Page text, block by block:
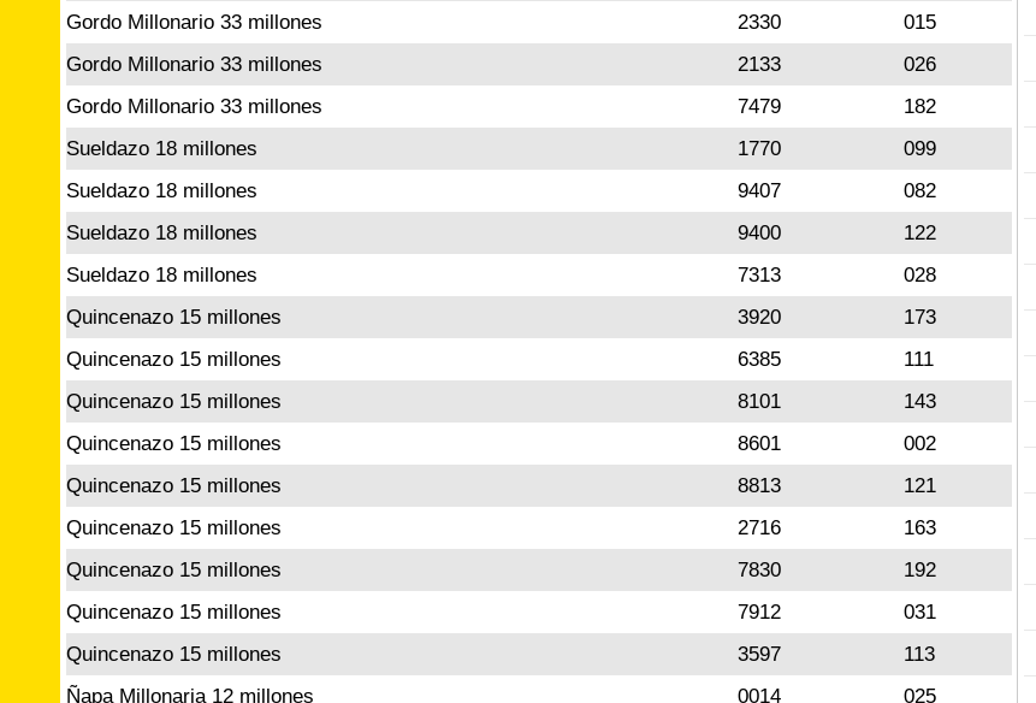
Gordo Millonario 33 millones
2330
015
Gordo Millonario 33 millones
2133
026
Gordo Millonario 33 millones
7479
182
Sueldazo 18 millones
1770
099
Sueldazo 18 millones
9407
082
Sueldazo 18 millones
9400
122
Sueldazo 18 millones
7313
028
Quincenazo 15 millones
3920
173
Quincenazo 15 millones
6385
111
Quincenazo 15 millones
8101
143
Quincenazo 15 millones
8601
002
Quincenazo 15 millones
8813
121
Quincenazo 15 millones
2716
163
Quincenazo 15 millones
7830
192
Quincenazo 15 millones
7912
031
Quincenazo 15 millones
3597
113
Ñapa Millonaria 12 millones
0014
025